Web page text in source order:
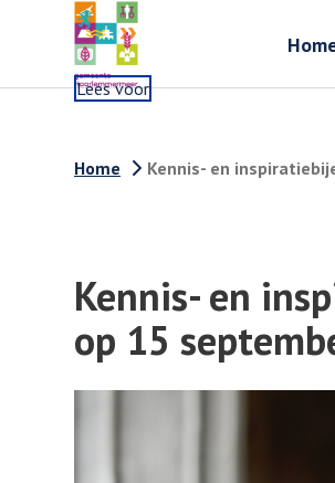
Lees voor
Home Kennis- en
Kennis- en
op 15